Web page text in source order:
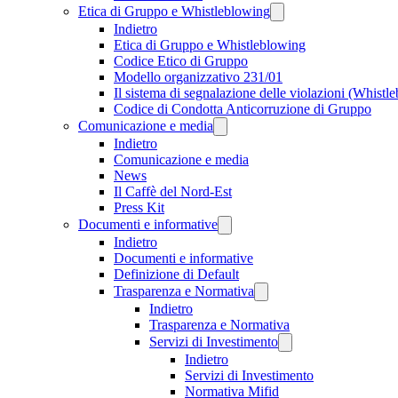
Etica di Gruppo e Whistleblowing
Indietro
Etica di Gruppo e Whistleblowing
Codice Etico di Gruppo
Modello organizzativo 231/01
Il sistema di segnalazione delle violazioni
Codice di Condotta Anticorruzione di Gruppo
Comunicazione e media
Indietro
Comunicazione e media
News
Il Caffè del Nord-Est
Press Kit
Documenti e informative
Indietro
Documenti e informative
Definizione di Default
Trasparenza e Normativa
Indietro
Trasparenza e Normativa
Servizi di Investimento
Indietro
Servizi di Investimento
Normativa Mifid